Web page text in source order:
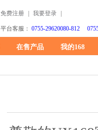
免费注册 我要登录
平台客服： 0755-29620080-812
在售产品 我的168